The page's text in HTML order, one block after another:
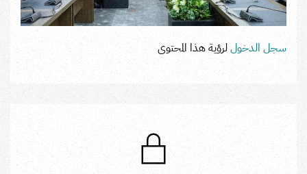
سجل الدخوللرؤية هذا المحتوى